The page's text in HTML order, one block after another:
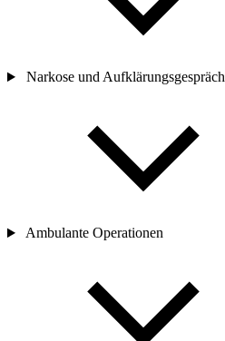
Narkose und Aufklärungsgespräch
Ambulante Operationen